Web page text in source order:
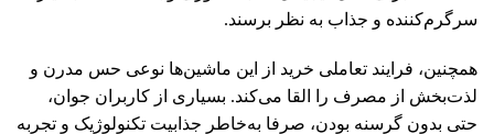
سرگرم‌کننده و جذاب به نظر برسند.
همچنین، فرایند تعاملی خرید از این ماشین‌ها نوعی حس مدرن و
لذت‌بخش از مصرف را القا می‌کند. بسیاری از کاربران جوان،
حتی بدون گرسنه بودن، صرفا به‌خاطر جذابیت تکنولوژیک و تجربه